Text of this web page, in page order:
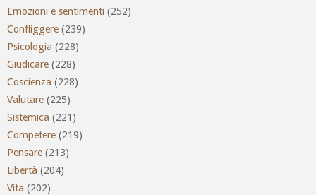
Emozioni e sentimenti (252)
Confliggere (239)
Psicologia (228)
Giudicare (228)
Coscienza (228)
Valutare (225)
Sistemica (221)
Competere (219)
Pensare (213)
Libertà (204)
Vita (202)